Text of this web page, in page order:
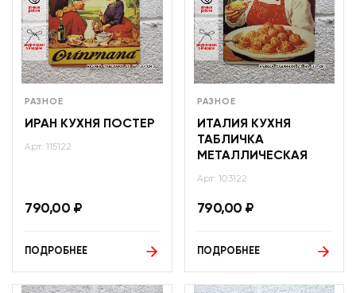
РАЗНОЕ
ИРАН КУХНЯ ПОСТЕР
Арт: 115122
790,00 ₽
ПОДРОБНЕЕ
РАЗНОЕ
ИТАЛИЯ КУХНЯ
ТАБЛИЧКА
МЕТАЛЛИЧЕСКАЯ
Арт: 103122
790,00 ₽
ПОДРОБНЕЕ